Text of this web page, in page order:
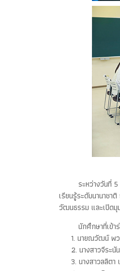
ระหว่างวันที่
เรียนรู้ระดับนานาช
วัฒนธรรม และเปิดมุ
นักศึกษาที่เข้า
1. นายณวัฒน์ พว
2. นางสาวจีระนั
3. นางสาวลลิตา